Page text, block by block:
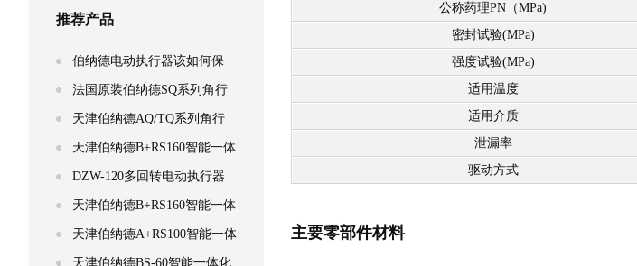
推荐产品
伯纳德电动执行器该如何保
养，才能有效延长使
法国原装伯纳德SQ系列角行
程电动执行器
天津伯纳德AQ/TQ系列角行
程电动执行器
天津伯纳德B+RS160智能一体
化电动执行器
DZW-120多回转电动执行器
电动装置 适用于蝶阀 截
天津伯纳德B+RS160智能一体
化电动执行器
天津伯纳德A+RS100智能一体
化电动执行器
天津伯纳德BS-60智能一体化
公称药理PN（MPa)
密封试验(MPa)
强度试验(MPa)
适用温度
适用介质
泄漏率
驱动方式
主要零部件材料